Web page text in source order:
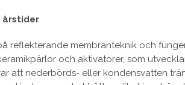
årstider
reflekterande membranteknik och
och aktivatorer, som
att nederbörds- eller kondensvatten